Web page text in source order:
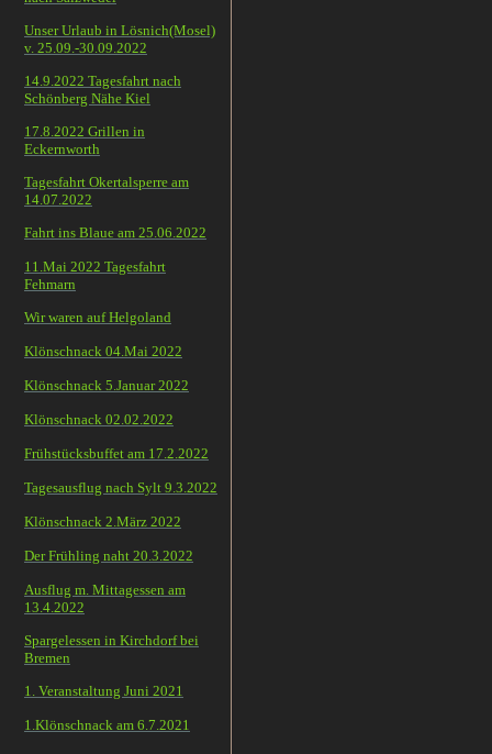
Unser Urlaub in Lösnich(Mosel)
v. 25.09.-30.09.2022
14.9.2022 Tagesfahrt nach
Schönberg Nähe Kiel
17.8.2022 Grillen in
Eckernworth
Tagesfahrt Okertalsperre am
14.07.2022
Fahrt ins Blaue am 25.06.2022
11.Mai 2022 Tagesfahrt
Fehmarn
Wir waren auf Helgoland
Klönschnack 04.Mai 2022
Klönschnack 5.Januar 2022
Klönschnack 02.02.2022
Frühstücksbuffet am 17.2.2022
Tagesausflug nach Sylt 9.3.2022
Klönschnack 2.März 2022
Der Frühling naht 20.3.2022
Ausflug m. Mittagessen am
13.4.2022
Spargelessen in Kirchdorf bei
Bremen
1. Veranstaltung Juni 2021
1.Klönschnack am 6.7.2021